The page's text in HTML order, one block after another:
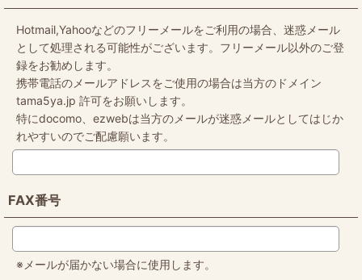
Hotmail,Yahooなどのフリーメールをご利用の場合、迷惑メール
として処理される可能性がございます。フリーメール以外のご登
録をお勧めします。
携帯電話のメールアドレスをご使用の場合は当方のドメイン
tama5ya.jp 許可をお願いします。
特にdocomo、ezwebは当方のメールが迷惑メールとしてはじか
れやすいのでご配慮願います。
FAX番号
※メールが届かない場合に使用します。